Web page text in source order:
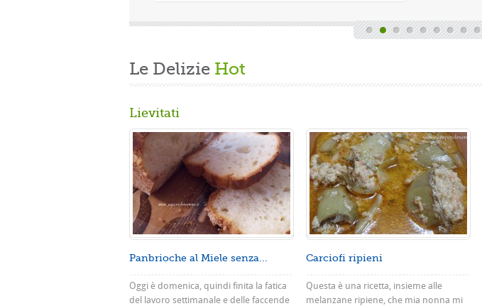
Le Delizie Hot
Lievitati
Panbrioche al Miele senza...
Oggi è domenica, quindi finita la fatica
del lavoro settimanale e delle faccende
Carciofi ripieni
Questa è una ricetta, insieme alle
melanzane ripiene, che mia nonna mi